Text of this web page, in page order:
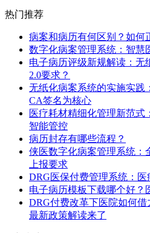
热门推荐
病案和病历有何区别？如何
数字化病案管理系统：智慧
电子病历评级新规解读：无
2.0要求？
无纸化病案系统的实施实践
CA签名为核心
医疗耗材精细化管理新范式
智能管控
病历封存有哪些流程？
侠医数字化病案管理系统：
上报要求
DRG医保付费管理系统：
电子病历模板下载哪个好？
DRG付费改革下医院如何
最新政策解读来了